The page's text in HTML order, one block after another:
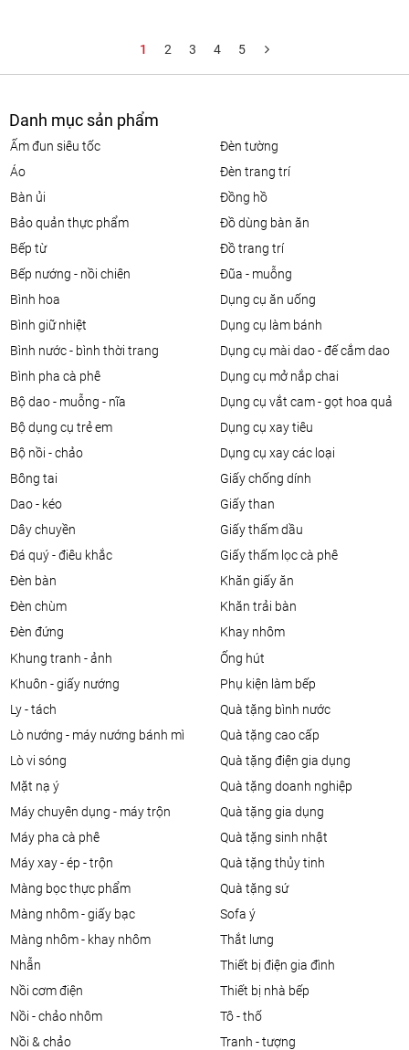
1 2 3 4 5
Danh mục sản phẩm
ấm đun siêu tốc
áo
bàn ủi
bảo quản thực phẩm
bếp từ
bếp nướng - nồi chiên
bình hoa
bình giữ nhiệt
bình nước - bình thời trang
bình pha cà phê
bộ dao - muỗng - nĩa
bộ dụng cụ trẻ em
bộ nồi - chảo
bông tai
dao - kéo
dây chuyền
đá quý - điêu khắc
đèn bàn
đèn chùm
đèn đứng
đèn tường
đèn trang trí
đồng hồ
đồ dùng bàn ăn
đồ trang trí
đũa - muỗng
dụng cụ ăn uống
dụng cụ làm bánh
dụng cụ mài dao - đế cắm dao
dụng cụ mở nắp chai
dụng cụ vắt cam - gọt hoa quả
dụng cụ xay tiêu
dụng cụ xay các loại
giấy chống dính
giấy than
giấy thấm dầu
giấy thấm lọc cà phê
khăn giấy ăn
khăn trải bàn
khay nhôm
khung tranh - ảnh
khuôn - giấy nướng
ly - tách
lò nướng - máy nướng bánh mì
lò vi sóng
mặt nạ ý
máy chuyên dụng - máy trộn
máy pha cà phê
máy xay - ép - trộn
màng bọc thực phẩm
màng nhôm - giấy bạc
màng nhôm - khay nhôm
nhẫn
nồi cơm điện
nồi - chảo nhôm
nồi & chảo
ống hút
phụ kiện làm bếp
quà tặng bình nước
quà tặng cao cấp
quà tặng điện gia dụng
quà tặng doanh nghiệp
quà tặng gia dụng
quà tặng sinh nhật
quà tặng thủy tinh
quà tặng sứ
sofa ý
thắt lưng
thiết bị điện gia đình
thiết bị nhà bếp
tô - thố
tranh - tượng